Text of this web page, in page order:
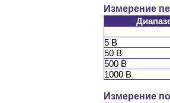
Измерение
5 В
50 В
500 В
1000 В
Измерение